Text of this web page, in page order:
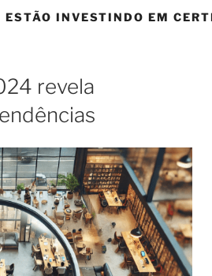
ESTÃO INVESTINDO EM
revela